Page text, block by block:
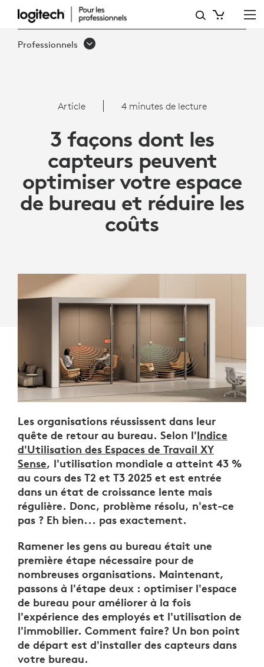
FAÇONS
CAPTEURS
PEUVENT
OPTIMISER
VOTRE
ESPACE
DE
RÉDUIRE
LES
COÛTS
Professionnels
Article 4 minutes de lecture
3 façons dont les
capteurs peuvent
optimiser votre espace
de bureau et réduire les
coûts
Les organisations réussissent dans leur
quête de retour au bureau. Selon l'Indice
d'Utilisation des Espaces de Travail XY
Sense, l'utilisation mondiale a atteint 43 %
au cours des T2 et T3 2025 et est entrée
dans un état de croissance lente mais
régulière. Donc, problème résolu, n'est-ce
pas ? Eh bien... pas exactement.
Ramener les gens au bureau était une
première étape nécessaire pour de
nombreuses organisations. Maintenant,
passons à l'étape deux : optimiser l'espace
de bureau pour améliorer à la fois
l'expérience des employés et l'utilisation de
l'immobilier. Comment faire? Un bon point
de départ est d'installer des capteurs dans
votre bureau.